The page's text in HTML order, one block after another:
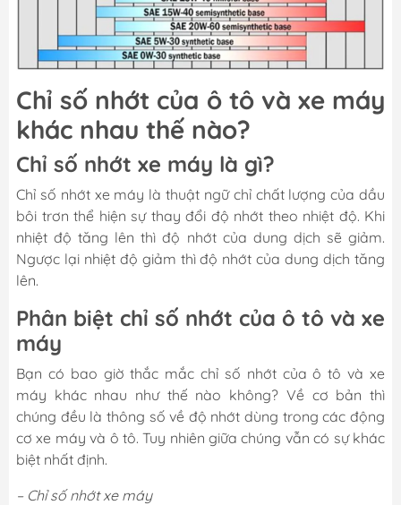
Chỉ số nhớt của ô tô và xe máy
khác nhau thế nào?
Chỉ số nhớt xe máy là gì?
Chỉ số nhớt xe máy là thuật ngữ chỉ chất lượng của dầu
bôi trơn thể hiện sự thay đổi độ nhớt theo nhiệt độ. Khi
nhiệt độ tăng lên thì độ nhớt của dung dịch sẽ giảm.
Ngược lại nhiệt độ giảm thì độ nhớt của dung dịch tăng
lên.
Phân biệt chỉ số nhớt của ô tô và xe
máy
Bạn có bao giờ thắc mắc chỉ số nhớt của ô tô và xe
máy khác nhau như thế nào không? Về cơ bản thì
chúng đều là thông số về độ nhớt dùng trong các động
cơ xe máy và ô tô. Tuy nhiên giữa chúng vẫn có sự khác
biệt nhất định.
– Chỉ số nhớt xe máy